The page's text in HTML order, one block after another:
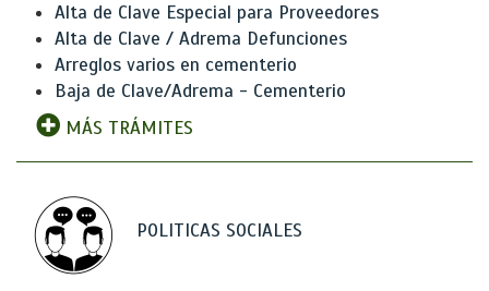
Alta de Clave Especial para Proveedores
Alta de Clave / Adrema Defunciones
Arreglos varios en cementerio
Baja de Clave/Adrema - Cementerio
MÁS TRÁMITES
POLITICAS SOCIALES